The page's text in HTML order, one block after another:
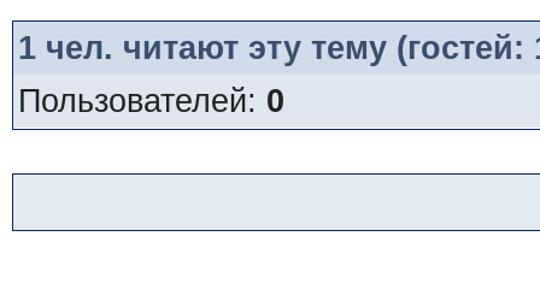
1чел. читают эту тему
Пользователей: 0